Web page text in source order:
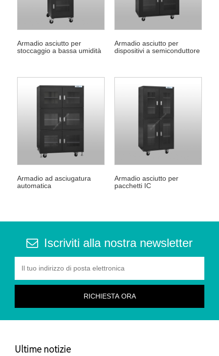
Armadio asciutto per
stoccaggio a bassa umidità
Armadio asciutto per
dispositivi a semiconduttore
Armadio ad asciugatura
automatica
Armadio asciutto per
pacchetti IC
Iscriviti alla nostra newsletter
Ultime notizie